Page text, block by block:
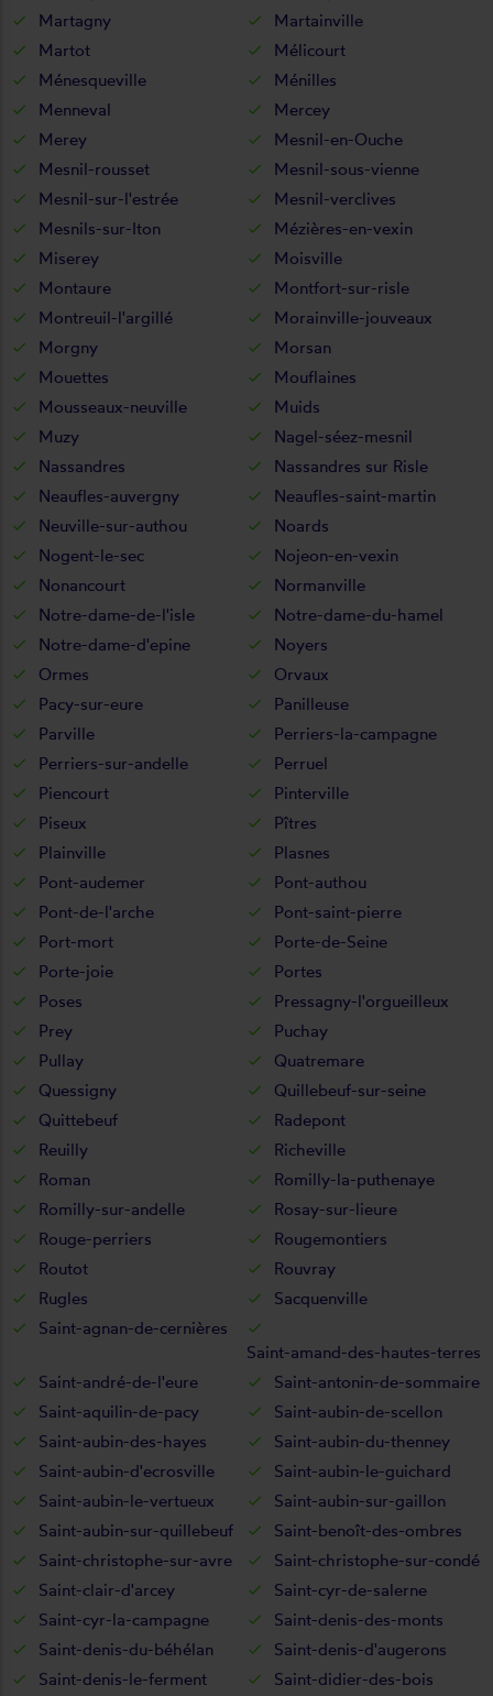
Martagny
Martainville
Martot
Mélicourt
Ménesqueville
Ménilles
Menneval
Mercey
Merey
Mesnil-en-Ouche
Mesnil-rousset
Mesnil-sous-vienne
Mesnil-sur-l'estrée
Mesnil-verclives
Mesnils-sur-Iton
Mézières-en-vexin
Miserey
Moisville
Montaure
Montfort-sur-risle
Montreuil-l'argillé
Morainville-jouveaux
Morgny
Morsan
Mouettes
Mouflaines
Mousseaux-neuville
Muids
Muzy
Nagel-séez-mesnil
Nassandres
Nassandres sur Risle
Neaufles-auvergny
Neaufles-saint-martin
Neuville-sur-authou
Noards
Nogent-le-sec
Nojeon-en-vexin
Nonancourt
Normanville
Notre-dame-de-l'isle
Notre-dame-du-hamel
Notre-dame-d'epine
Noyers
Ormes
Orvaux
Pacy-sur-eure
Panilleuse
Parville
Perriers-la-campagne
Perriers-sur-andelle
Perruel
Piencourt
Pinterville
Piseux
Pîtres
Plainville
Plasnes
Pont-audemer
Pont-authou
Pont-de-l'arche
Pont-saint-pierre
Port-mort
Porte-de-Seine
Porte-joie
Portes
Poses
Pressagny-l'orgueilleux
Prey
Puchay
Pullay
Quatremare
Quessigny
Quillebeuf-sur-seine
Quittebeuf
Radepont
Reuilly
Richeville
Roman
Romilly-la-puthenaye
Romilly-sur-andelle
Rosay-sur-lieure
Rouge-perriers
Rougemontiers
Routot
Rouvray
Rugles
Sacquenville
Saint-agnan-de-cernières
Saint-amand-des-hautes-terres
Saint-andré-de-l'eure
Saint-antonin-de-sommaire
Saint-aquilin-de-pacy
Saint-aubin-de-scellon
Saint-aubin-des-hayes
Saint-aubin-du-thenney
Saint-aubin-d'ecrosville
Saint-aubin-le-guichard
Saint-aubin-le-vertueux
Saint-aubin-sur-gaillon
Saint-aubin-sur-quillebeuf
Saint-benoît-des-ombres
Saint-christophe-sur-avre
Saint-christophe-sur-condé
Saint-clair-d'arcey
Saint-cyr-de-salerne
Saint-cyr-la-campagne
Saint-denis-des-monts
Saint-denis-du-béhélan
Saint-denis-d'augerons
Saint-denis-le-ferment
Saint-didier-des-bois